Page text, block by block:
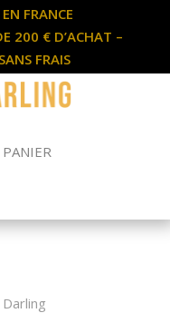
FRANCE
200 € D’ACHAT –
FRAIS
PANIER